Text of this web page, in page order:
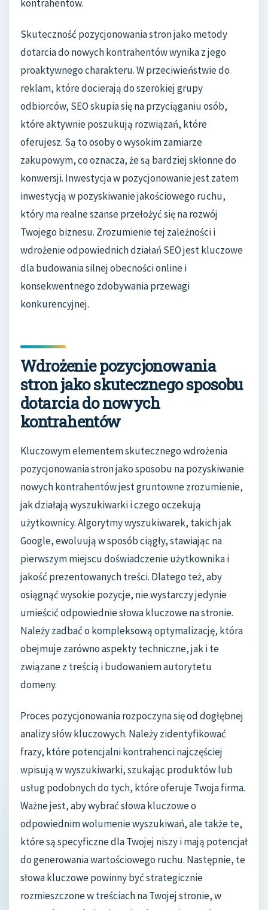
kontrahentów.
Skuteczność pozycjonowania stron jako metody
dotarcia do nowych kontrahentów wynika z jego
proaktywnego charakteru. W przeciwieństwie do
reklam, które docierają do szerokiej grupy
odbiorców, SEO skupia się na przyciąganiu osób,
które aktywnie poszukują rozwiązań, które
oferujesz. Są to osoby o wysokim zamiarze
zakupowym, co oznacza, że są bardziej skłonne do
konwersji. Inwestycja w pozycjonowanie jest zatem
inwestycją w pozyskiwanie jakościowego ruchu,
który ma realne szanse przełożyć się na rozwój
Twojego biznesu. Zrozumienie tej zależności i
wdrożenie odpowiednich działań SEO jest kluczowe
dla budowania silnej obecności online i
konsekwentnego zdobywania przewagi
konkurencyjnej.
Wdrożenie pozycjonowania
stron jako skutecznego sposobu
dotarcia do nowych
kontrahentów
Kluczowym elementem skutecznego wdrożenia
pozycjonowania stron jako sposobu na pozyskiwanie
nowych kontrahentów jest gruntowne zrozumienie,
jak działają wyszukiwarki i czego oczekują
użytkownicy. Algorytmy wyszukiwarek, takich jak
Google, ewoluują w sposób ciągły, stawiając na
pierwszym miejscu doświadczenie użytkownika i
jakość prezentowanych treści. Dlatego też, aby
osiągnąć wysokie pozycje, nie wystarczy jedynie
umieścić odpowiednie słowa kluczowe na stronie.
Należy zadbać o kompleksową optymalizację, która
obejmuje zarówno aspekty techniczne, jak i te
związane z treścią i budowaniem autorytetu
domeny.
Proces pozycjonowania rozpoczyna się od dogłębnej
analizy słów kluczowych. Należy zidentyfikować
frazy, które potencjalni kontrahenci najczęściej
wpisują w wyszukiwarki, szukając produktów lub
usług podobnych do tych, które oferuje Twoja firma.
Ważne jest, aby wybrać słowa kluczowe o
odpowiednim wolumenie wyszukiwań, ale także te,
które są specyficzne dla Twojej niszy i mają potencjał
do generowania wartościowego ruchu. Następnie, te
słowa kluczowe powinny być strategicznie
rozmieszczone w treściach na Twojej stronie, w